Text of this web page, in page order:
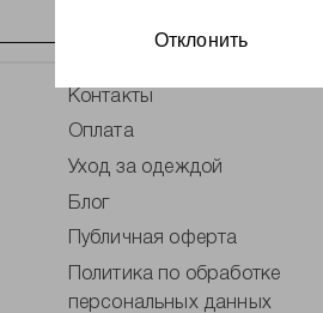
Контакты
Оплата
Уход за одеждой
Блог
Публичная оферта
Политика по обработке
персональных данных
Отклонить